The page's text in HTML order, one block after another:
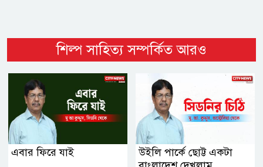
শিল্প সাহিত্য সম্পর্কিত আরও
এবার ফিরে যাই
উইলি পার্কে ছোট্ট একটা